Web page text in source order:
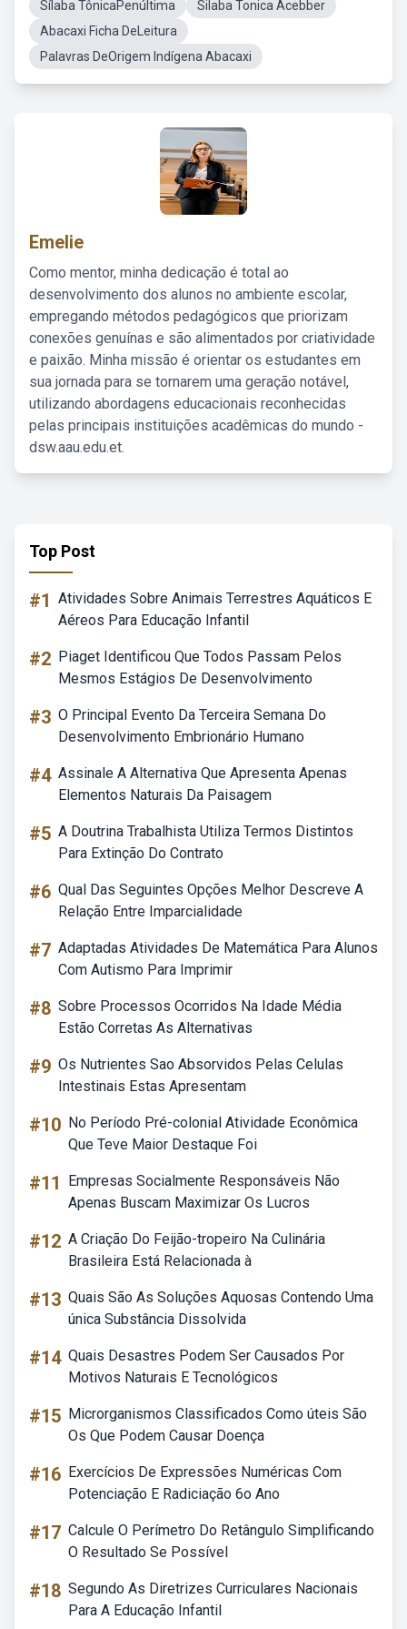
Sílaba TônicaPenúltima
Silaba Tonica Acebber
Abacaxi Ficha DeLeitura
Palavras DeOrigem Indígena Abacaxi
Emelie
Como mentor, minha dedicação é total ao
desenvolvimento dos alunos no ambiente escolar,
empregando métodos pedagógicos que priorizam
conexões genuínas e são alimentados por criatividade
e paixão. Minha missão é orientar os estudantes em
sua jornada para se tornarem uma geração notável,
utilizando abordagens educacionais reconhecidas
pelas principais instituições acadêmicas do mundo -
dsw.aau.edu.et.
Top Post
#1 Atividades Sobre Animais Terrestres Aquáticos E
Aéreos Para Educação Infantil
#2 Piaget Identificou Que Todos Passam Pelos
Mesmos Estágios De Desenvolvimento
#3 O Principal Evento Da Terceira Semana Do
Desenvolvimento Embrionário Humano
#4 Assinale A Alternativa Que Apresenta Apenas
Elementos Naturais Da Paisagem
#5 A Doutrina Trabalhista Utiliza Termos Distintos
Para Extinção Do Contrato
#6 Qual Das Seguintes Opções Melhor Descreve A
Relação Entre Imparcialidade
#7 Adaptadas Atividades De Matemática Para Alunos
Com Autismo Para Imprimir
#8 Sobre Processos Ocorridos Na Idade Média
Estão Corretas As Alternativas
#9 Os Nutrientes Sao Absorvidos Pelas Celulas
Intestinais Estas Apresentam
#10 No Período Pré-colonial Atividade Econômica
Que Teve Maior Destaque Foi
#11
Empresas Socialmente Responsáveis Não
Apenas Buscam Maximizar Os Lucros
#12 A Criação Do Feijão-tropeiro Na Culinária
Brasileira Está Relacionada à
#13 Quais São As Soluções Aquosas Contendo Uma
única Substância Dissolvida
#14 Quais Desastres Podem Ser Causados Por
Motivos Naturais E Tecnológicos
#15 Microrganismos Classificados Como úteis São
Os Que Podem Causar Doença
#16 Exercícios De Expressões Numéricas Com
Potenciação E Radiciação 6o Ano
#17 Calcule O Perímetro Do Retângulo Simplificando
O Resultado Se Possível
#18 Segundo As Diretrizes Curriculares Nacionais
Para A Educação Infantil